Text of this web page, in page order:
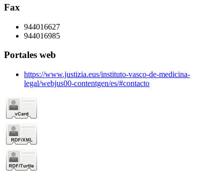
Fax
944016627
944016985
Portales web
https://www.justizia.eus/instituto-vasco-de-medicina-
legal/webjus00-contentgen/es/#contacto